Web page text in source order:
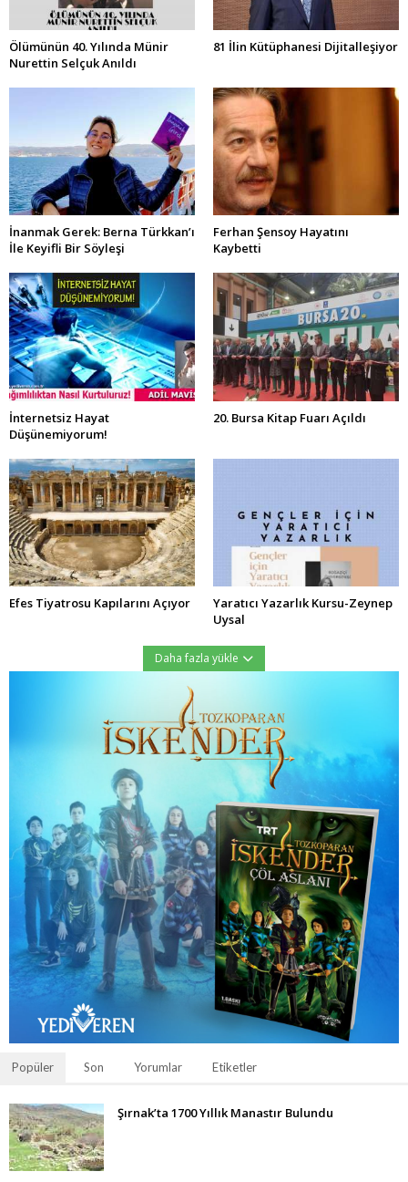
Ölümünün 40. Yılında Münir
Nurettin Selçuk Anıldı
81 İlin Kütüphanesi Dijitalleşiyor
İnanmak Gerek: Berna Türkkan’ı
İle Keyifli Bir Söyleşi
Ferhan Şensoy Hayatını
Kaybetti
İnternetsiz Hayat
Düşünemiyorum!
20. Bursa Kitap Fuarı Açıldı
Efes Tiyatrosu Kapılarını Açıyor
Yaratıcı Yazarlık Kursu-Zeynep
Uysal
Daha fazla yükle
Popüler Son Yorumlar Etiketler
Şırnak’ta 1700 Yıllık Manastır Bulundu